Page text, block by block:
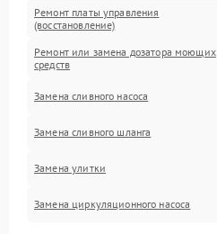
Ремонт платы управления
(восстановление)
Ремонт или замена дозатора моющих
средств
Замена сливного насоса
Замена сливного шланга
Замена улитки
Замена циркуляционного насоса